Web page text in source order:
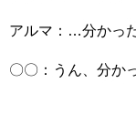
アルマ：…分かっ
〇〇：うん、分か